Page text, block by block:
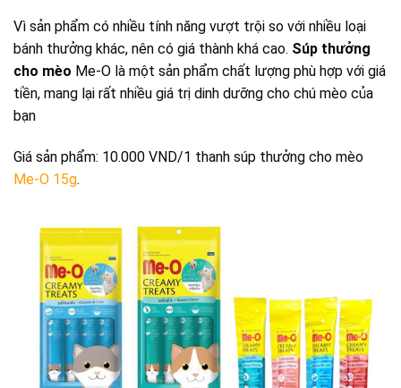
Vì sản phẩm có nhiều tính năng vượt trội so với nhiều loại
bánh thưởng khác, nên có giá thành khá cao. Súp thưởng
cho mèo Me-O là một sản phẩm chất lượng phù hợp với giá
tiền, mang lại rất nhiều giá trị dinh dưỡng cho chú mèo của
bạn
Giá sản phẩm: 10.000 VND/1 thanh súp thưởng cho mèo
Me-O 15g.